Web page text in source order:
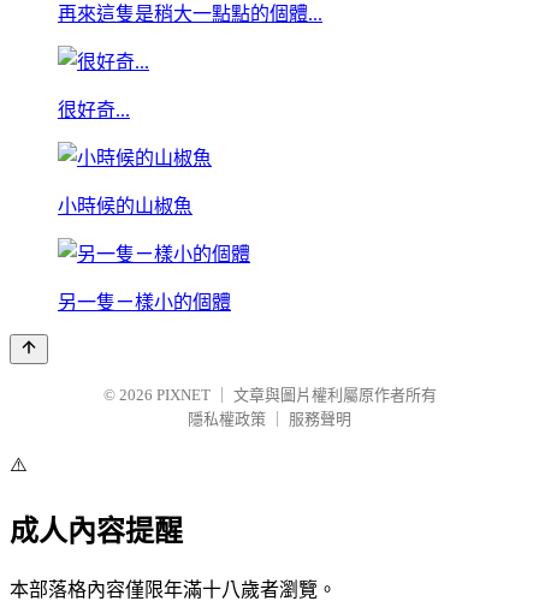
再來這隻是稍大一點點的個體...
很好奇...
小時候的山椒魚
另一隻ㄧ樣小的個體
© 2026 PIXNET
文章與圖片權利屬原作者所有
隱私權政策
服務聲明
⚠️
成人內容提醒
本部落格內容僅限年滿十八歲者瀏覽。